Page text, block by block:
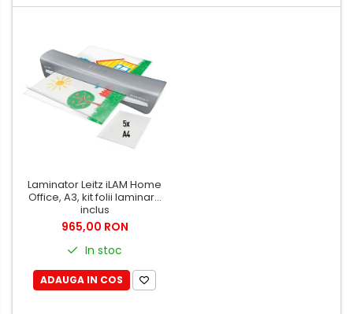
Laminator Leitz iLAM Home
Office, A3, kit folii laminare
inclus
965,00 RON
In stoc
ADAUGA IN COS